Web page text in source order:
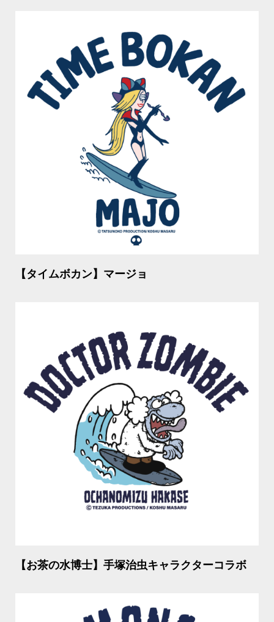
【タイムボカン】マージョ
【お茶の水博士】手塚治虫キャラクターコラボ